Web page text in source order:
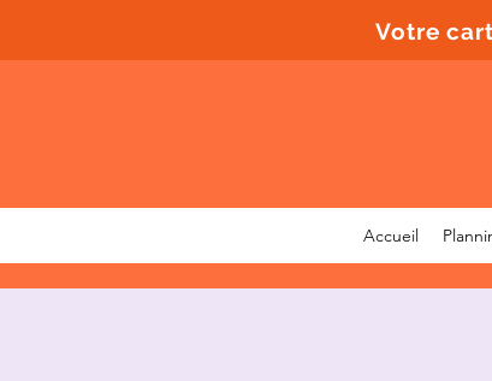
Votre
Accueil